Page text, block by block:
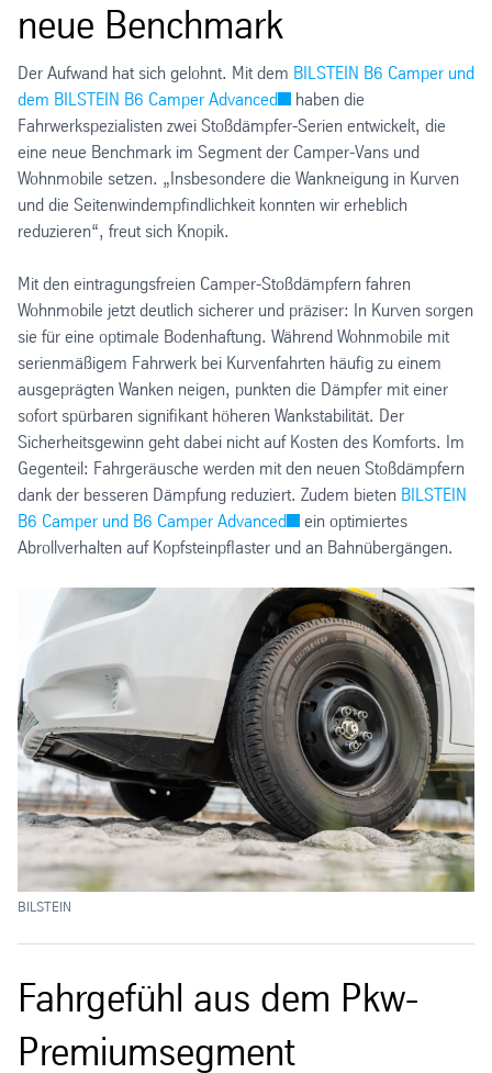
neue Benchmark
Der Aufwand hat sich gelohnt. Mit dem BILSTEIN B6 Camper und
dem BILSTEIN B6 Camper Advanced
haben die
Fahrwerkspezialisten zwei Stoßdämpfer-Serien entwickelt, die
eine neue Benchmark im Segment der Camper-Vans und
Wohnmobile setzen. „Insbesondere die Wankneigung in Kurven
und die Seitenwindempfindlichkeit konnten wir erheblich
reduzieren“, freut sich Knopik.
Mit den eintragungsfreien Camper-Stoßdämpfern fahren
Wohnmobile jetzt deutlich sicherer und präziser: In Kurven sorgen
sie für eine optimale Bodenhaftung. Während Wohnmobile mit
serienmäßigem Fahrwerk bei Kurvenfahrten häufig zu einem
ausgeprägten Wanken neigen, punkten die Dämpfer mit einer
sofort spürbaren signifikant höheren Wankstabilität. Der
Sicherheitsgewinn geht dabei nicht auf Kosten des Komforts. Im
Gegenteil: Fahrgeräusche werden mit den neuen Stoßdämpfern
dank der besseren Dämpfung reduziert. Zudem bieten BILSTEIN
B6 Camper und B6 Camper Advanced
ein optimiertes
Abrollverhalten auf Kopfsteinpflaster und an Bahnübergängen.
BILSTEIN
Fahrgefühl aus dem Pkw-
Premiumsegment